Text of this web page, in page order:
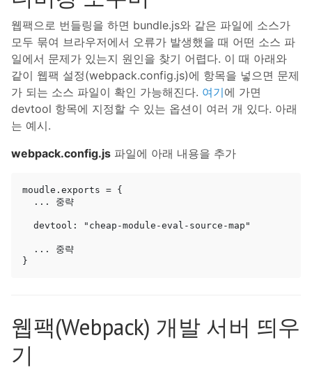
웹팩으로 번들링을 하면 bundle.js와 같은 파일에 소스가
모두 묶여 브라우저에서 오류가 발생했을 때 어떤 소스 파
일에서 문제가 있는지 원인을 찾기 어렵다. 이 때 아래와
같이 웹팩 설정(webpack.config.js)에 항목을 넣으면 문제
가 되는 소스 파일이 확인 가능해진다. 여기에 가면
devtool 항목에 지정할 수 있는 옵션이 여러 개 있다. 아래
는 예시.
webpack.config.js 파일에 아래 내용을 추가
moudle.exports = {
웹팩(Webpack) 개발 서버 띄우
기